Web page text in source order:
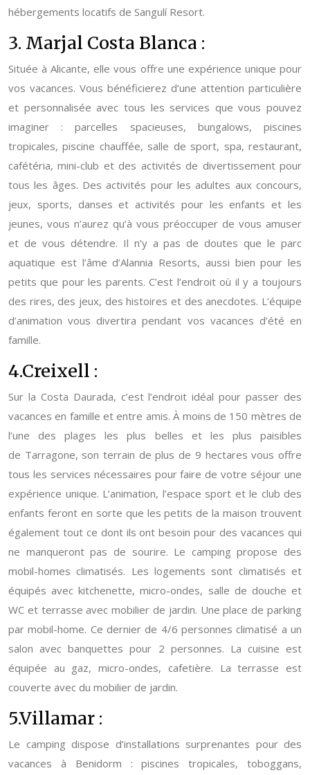
hébergements locatifs de Sangulí Resort.
3. Marjal Costa Blanca :
Située à Alicante, elle vous offre une expérience unique pour
vos vacances. Vous bénéficierez d’une attention particulière
et personnalisée avec tous les services que vous pouvez
imaginer : parcelles spacieuses, bungalows, piscines
tropicales, piscine chauffée, salle de sport, spa, restaurant,
cafétéria, mini-club et des activités de divertissement pour
tous les âges. Des activités pour les adultes aux concours,
jeux, sports, danses et activités pour les enfants et les
jeunes, vous n’aurez qu’à vous préoccuper de vous amuser
et de vous détendre. Il n’y a pas de doutes que le parc
aquatique est l’âme d’Alannia Resorts, aussi bien pour les
petits que pour les parents. C’est l’endroit où il y a toujours
des rires, des jeux, des histoires et des anecdotes. L’équipe
d’animation vous divertira pendant vos vacances d’été en
famille.
4.Creixell :
Sur la Costa Daurada, c’est l’endroit idéal pour passer des
vacances en famille et entre amis. À moins de 150 mètres de
l’une des plages les plus belles et les plus paisibles
de Tarragone, son terrain de plus de 9 hectares vous offre
tous les services nécessaires pour faire de votre séjour une
expérience unique. L’animation, l’espace sport et le club des
enfants feront en sorte que les petits de la maison trouvent
également tout ce dont ils ont besoin pour des vacances qui
ne manqueront pas de sourire. Le camping propose des
mobil-homes climatisés. Les logements sont climatisés et
équipés avec kitchenette, micro-ondes, salle de douche et
WC et terrasse avec mobilier de jardin. Une place de parking
par mobil-home. Ce dernier de 4/6 personnes climatisé a un
salon avec banquettes pour 2 personnes. La cuisine est
équipée au gaz, micro-ondes, cafetière. La terrasse est
couverte avec du mobilier de jardin.
5.Villamar :
Le camping dispose d’installations surprenantes pour des
vacances à Benidorm : piscines tropicales, toboggans,